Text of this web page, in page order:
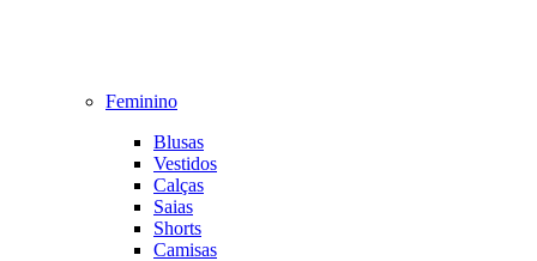
Feminino
Blusas
Vestidos
Calças
Saias
Shorts
Camisas